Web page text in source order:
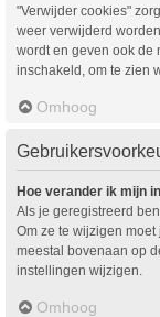
"Verwijder cookies"
weer verwijderd
wordt en geven ook de
inschakeld, om te zien
Omhoog
Hoe verander ik mijn
Als je geregistreerd
Om ze te wijzigen moet
meestal bovenaan op
instellingen wijzigen.
Omhoog